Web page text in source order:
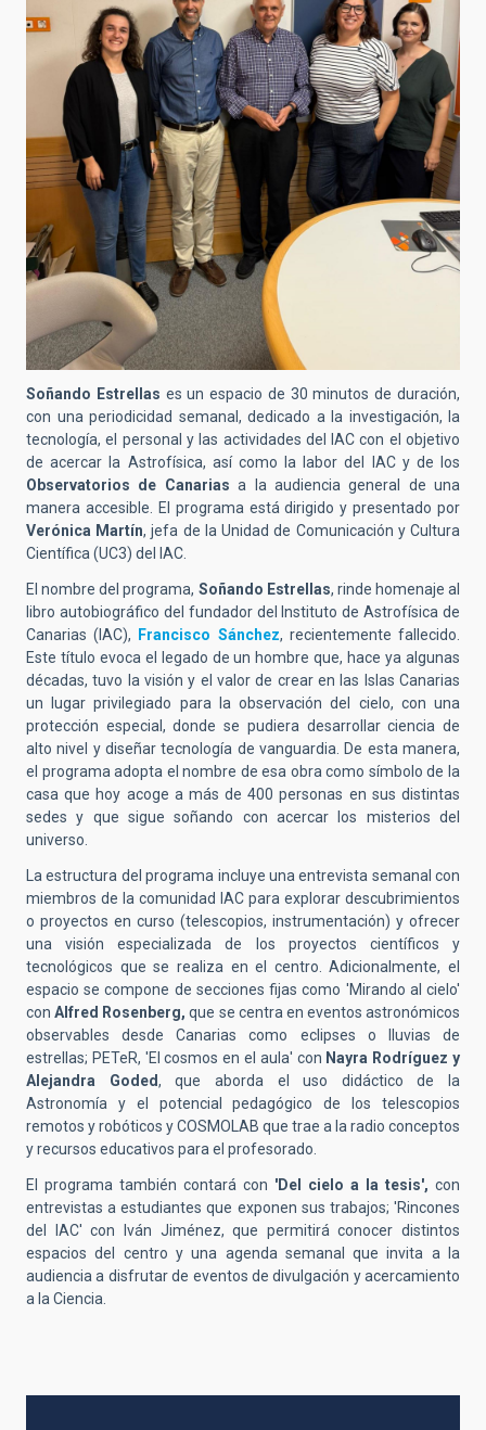
Soñando Estrellas es un espacio de 30 minutos de duración,
con una periodicidad semanal, dedicado a la investigación, la
tecnología, el personal y las actividades del IAC con el objetivo
de acercar la Astrofísica, así como la labor del IAC y de los
Observatorios de Canarias a la audiencia general de una
manera accesible. El programa está dirigido y presentado por
Verónica Martín, jefa de la Unidad de Comunicación y Cultura
Científica (UC3) del IAC.
El nombre del programa, Soñando Estrellas, rinde homenaje al
libro autobiográfico del fundador del Instituto de Astrofísica de
Canarias (IAC),
Francisco Sánchez, recientemente fallecido
Este título evoca el legado de un hombre que, hace ya algunas
décadas, tuvo la visión y el valor de crear en las Islas Canarias
un lugar privilegiado para la observación del cielo, con una
protección especial, donde se pudiera desarrollar ciencia de
alto nivel y diseñar tecnología de vanguardia
De esta manera,
el programa adopta el nombre de esa obra como símbolo de la
casa que hoy acoge a más de 400 personas en sus distintas
sedes y que sigue soñando con acercar los misterios del
universo
La estructura del programa incluye una entrevista semanal con
miembros de la comunidad IAC para explorar descubrimientos
o proyectos en curso (telescopios, instrumentación) y ofrecer
una visión especializada de los proyectos científicos y
tecnológicos que se realiza en el centro. Adicionalmente, el
espacio se compone de secciones fijas como 'Mirando al cielo'
conAlfred Rosenberg, que se centra en eventos astronómicos
observables desde Canarias como eclipses o lluvias de
estrellas; PETeR, 'El cosmos en el aula' con Nayra Rodríguez y
Alejandra Goded, que aborda el uso didáctico de la
Astronomía y el potencial pedagógico de los telescopios
remotos y robóticos y COSMOLAB que trae a la radio conceptos
y recursos educativos para el profesorado.
El programa también contará con 'Del cielo a la tesis', con
entrevistas a estudiantes que exponen sus trabajos; 'Rincones
del IAC' con Iván Jiménez, que permitirá conocer distintos
espacios del centro y una agenda semanal que invita a la
audiencia a disfrutar de eventos de divulgación y acercamiento
a la Ciencia.